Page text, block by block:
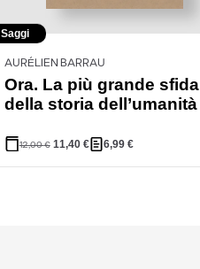
Saggi
AURÉLIEN BARRAU
Ora. La più grande sfida
della storia dell’umanità
12,00€ 11,40 € 6,99€